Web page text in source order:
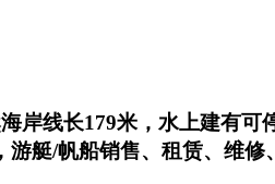
岸线长179米，水上建有
艇/帆船销售、租赁、维修